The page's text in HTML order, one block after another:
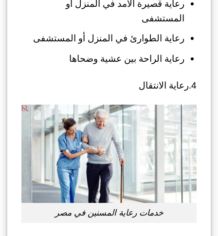
رعاية قصيرة الأمد في المنزل أو
المستشفى
رعاية الطوارئ في المنزل أو المستشفى
رعاية الراحة بين عشية وضحاها
4.رعاية الانتقال
خدمات رعاية المسنين في مصر